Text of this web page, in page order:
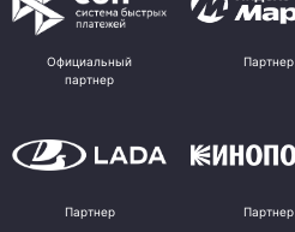
Официальный
партнер
Партнер
Партнер Партнер